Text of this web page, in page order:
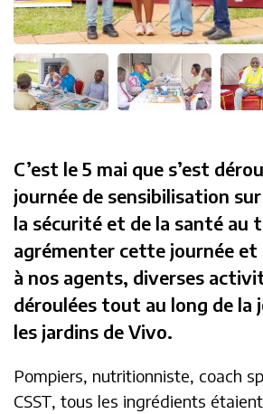
C’est le 5 mai que s’est
journée de sensibilisation
la sécurité et de la santé au
agrémenter cette journée et
à nos agents, diverses
déroulées tout au long de la
les jardins de Vivo.
Pompiers, nutritionniste, coach
CSST, tous les ingrédients